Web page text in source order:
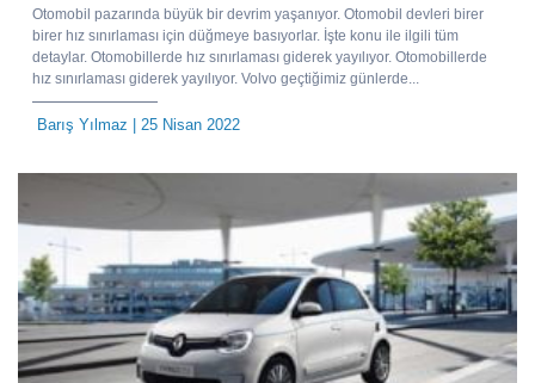
Otomobil pazarında büyük bir devrim yaşanıyor. Otomobil devleri birer
birer hız sınırlaması için düğmeye basıyorlar. İşte konu ile ilgili tüm
detaylar. Otomobillerde hız sınırlaması giderek yayılıyor. Otomobillerde
hız sınırlaması giderek yayılıyor. Volvo geçtiğimiz günlerde...
Barış Yılmaz | 25 Nisan 2022